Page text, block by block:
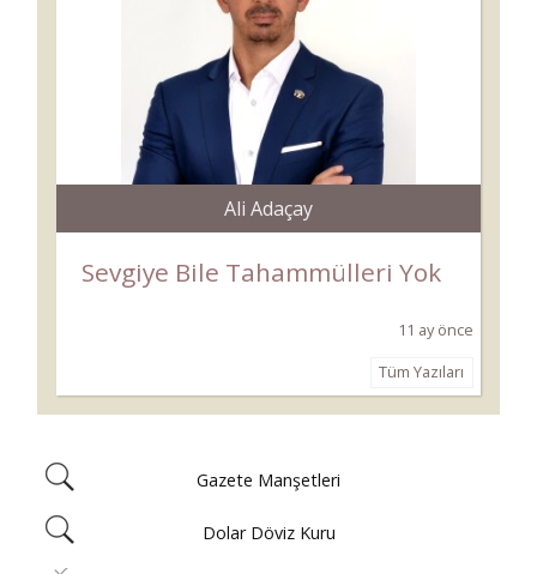
Ali Adaçay
Sevgiye Bile Tahammülleri Yok
11 ay önce
Tüm Yazıları
Gazete Manşetleri
Dolar Döviz Kuru